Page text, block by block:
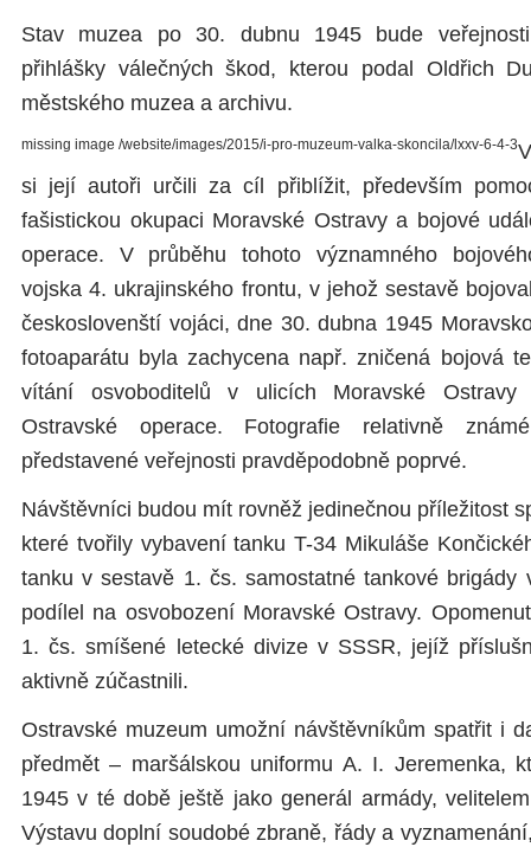
Stav muzea po 30. dubnu 1945 bude
přihlášky válečných škod, kterou podal Oldřich
městského muzea a archivu.
missing image /website/images/2015/i-pro-muzeum-valka-skoncila/lxxv-6-4-3
si její autoři určili za cíl přiblížit, především
fašistickou okupaci Moravské Ostravy a bojové
operace. V průběhu tohoto významného
vojska 4. ukrajinského frontu, v jehož sestavě
českoslovenští vojáci, dne 30. dubna 1945
fotoaparátu byla zachycena např. zničená bojová
vítání osvoboditelů v ulicích Moravské
Ostravské operace. Fotografie relativně
představené veřejnosti pravděpodobně poprvé.
Návštěvníci budou mít rovněž jedinečnou příležitost
které tvořily vybavení tanku T-34 Mikuláše
tanku v sestavě 1. čs. samostatné tankové brigády
podílel na osvobození Moravské Ostravy.
1. čs. smíšené letecké divize v SSSR, jejíž
aktivně zúčastnili.
Ostravské muzeum umožní návštěvníkům spatřit i
předmět – maršálskou uniformu A. I. Jeremenka,
1945 v té době ještě jako generál armády,
Výstavu doplní soudobé zbraně, řády a